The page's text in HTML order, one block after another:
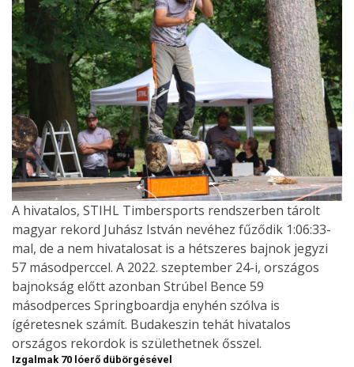
A hivatalos, STIHL Timbersports rendszerben tárolt
magyar rekord Juhász István nevéhez fűződik 1:06:33-
mal, de a nem hivatalosat is a hétszeres bajnok jegyzi
57 másodperccel. A 2022. szeptember 24-i, országos
bajnokság előtt azonban Strúbel Bence 59
másodperces Springboardja enyhén szólva is
ígéretesnek számít. Budakeszin tehát hivatalos
országos rekordok is születhetnek ősszel.
Izgalmak 70 lóerő dübörgésével